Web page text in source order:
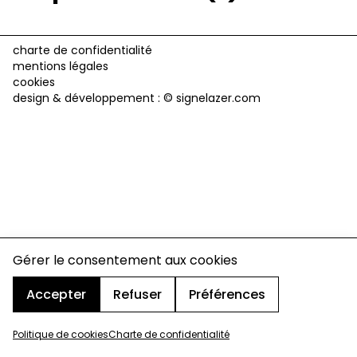
Gérer le consentement aux cookies
Accepter
Refuser Préférences
Politique de cookiesCharte de confidentialité
charte de confidentialité
mentions légales
cookies
design & développement : © signelazer.com